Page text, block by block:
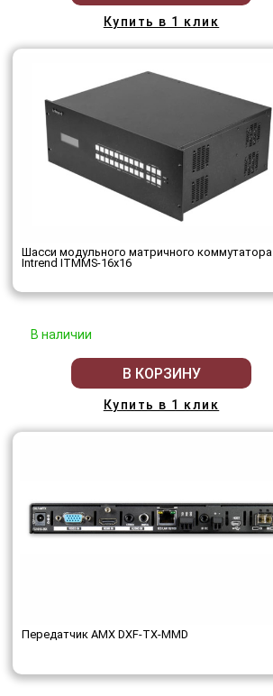
Купить в 1 клик
Шасси модульного матричного коммутатора
Intrend ITMMS-16x16
В наличии
В КОРЗИНУ
Купить в 1 клик
Передатчик AMX DXF-TX-MMD